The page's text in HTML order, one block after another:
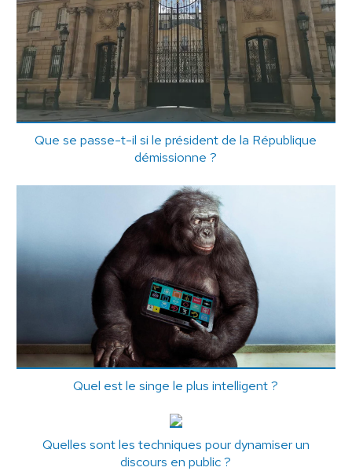
Que se passe-t-il si le président de la République
démissionne ?
Quel est le singe le plus intelligent ?
Quelles sont les techniques pour dynamiser un
discours en public ?